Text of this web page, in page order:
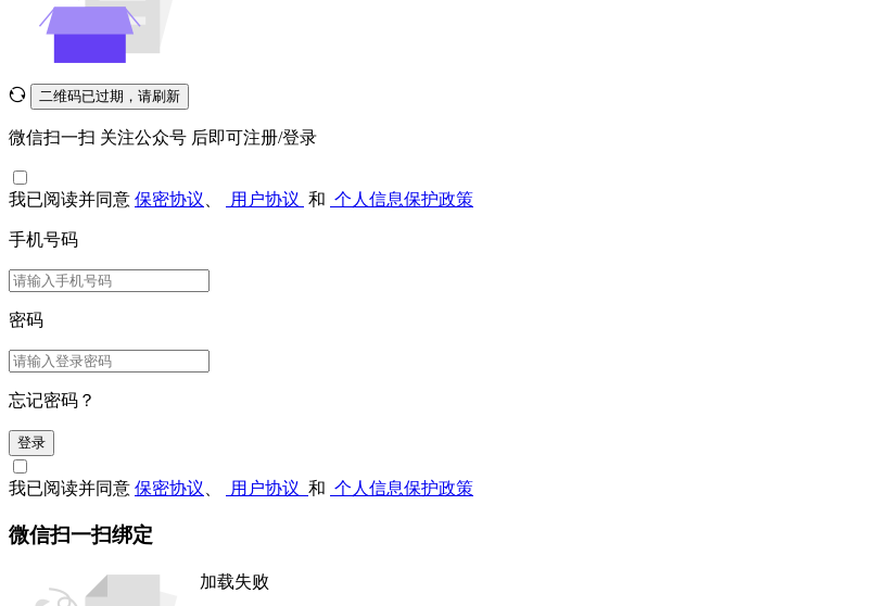
二维码已过期，请刷新
微信扫一扫 关注公众号 后即可注册/登录
我已阅读并同意 保密协议 用户协议 和 个人信息保护政策
手机号码
密码
忘记密码？
登录
我已阅读并同意 保密协议 用户协议 和 个人信息保护政策
微信扫一扫绑定
加载失败